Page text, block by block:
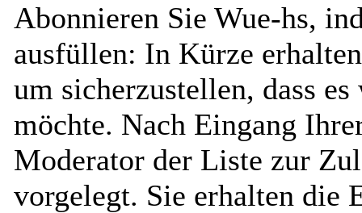
Abonnieren Sie Wue-hs,
ausfüllen: In Kürze
um sicherzustellen, dass
möchte. Nach Eingang
Moderator der Liste zur
vorgelegt. Sie erhalten die